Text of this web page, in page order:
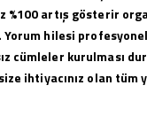
%100 artış gösterir
Yorum hilesi
cümleler kurulması
ihtiyacınız olan